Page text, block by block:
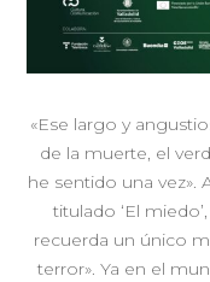
«Ese largo y
de la muerte, el
he sentido una vez».
titulado ‘El
recuerda un único
terror». Ya en el